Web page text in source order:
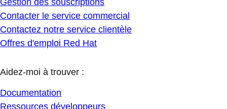
Gestion des souscriptions
Contacter le service commercial
Contactez notre service clientèle
Offres d'emploi Red Hat
Aidez-moi à trouver :
Documentation
Ressources développeurs